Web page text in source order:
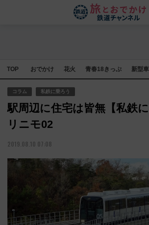
TOP おでかけ 花火 青春18きっぷ 新型
コラム 私鉄に乗ろう
駅周辺に住宅は皆無【私鉄に
リニモ02
2019.08.10 07:08